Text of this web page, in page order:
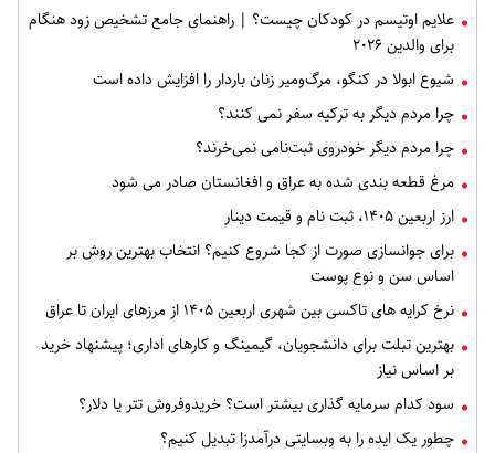
علایم اوتیسم در کودکان چیست؟ | راهنمای جامع تشخیص زود هنگام
برای والدین ۲۰۲۶
شیوع ابولا در کنگو، مرگ‌ومیر زنان باردار را افزایش داده است
چرا مردم دیگر به ترکیه سفر نمی کنند؟
چرا مردم دیگر خودروی ثبت‌نامی نمی‌خرند؟
مرغ قطعه‌ بندی شده به عراق و افغانستان صادر می شود
ارز اربعین ۱۴۰۵، ثبت‌ نام و قیمت دینار
برای جوانسازی صورت از کجا شروع کنیم؟ انتخاب بهترین روش بر
اساس سن و نوع پوست
نرخ کرایه های تاکسی بین شهری اربعین ۱۴۰۵ از مرزهای ایران تا عراق
بهترین تبلت برای دانشجویان، گیمینگ و کارهای اداری؛ پیشنهاد خرید
بر اساس نیاز
سود کدام سرمایه گذاری بیشتر است؟ خریدوفروش تتر یا دلار؟
چطور یک ایده را به وبسایتی درآمدزا تبدیل کنیم؟